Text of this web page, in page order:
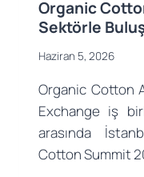
Organic
Sektörle
Haziran 5, 2026
Organic Cotton
Exchange iş
arasında
Cotton Summit